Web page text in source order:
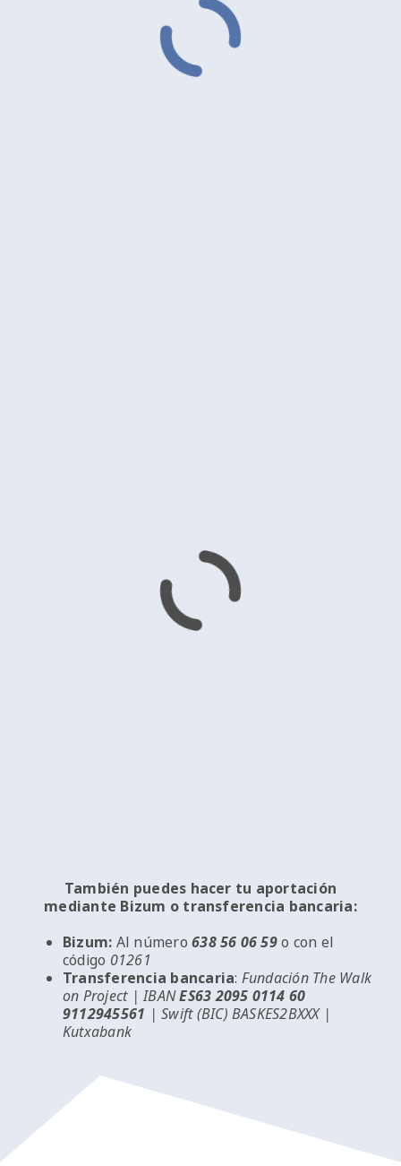
También puedes hacer tu aportación
mediante Bizum o transferencia bancaria:
Bizum: Al número638 56 06 59o con el
código 01261
Transferencia bancaria: Fundación The Walk
on Project | IBANES63 2095 0114 60
9112945561 | Swift (BIC) BASKES2BXXX |
Kutxabank